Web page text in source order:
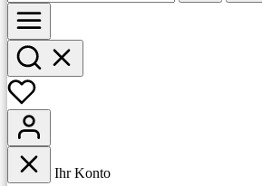
Ihr Konto